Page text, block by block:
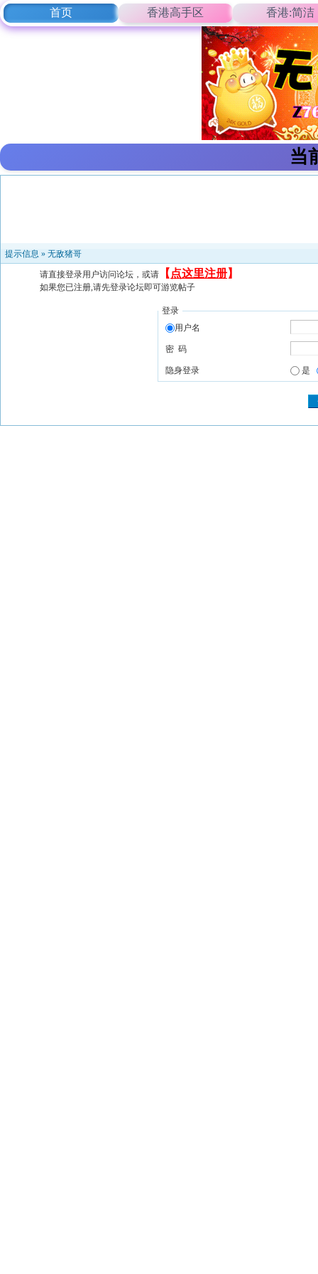
首页 香港高手区 香港:简洁
当
提示信息 » 无敌猪哥
请直接登录用户访问论坛，或请 【 点这里注册】
如果您已注册,请先登录论坛即可游览帖子
登录
用户名
密 码
隐身登录 是